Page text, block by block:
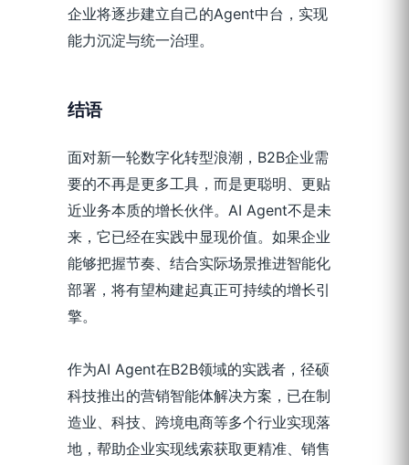
企业将逐步建立自己的Agent中台，实现
能力沉淀与统一治理。
结语
面对新一轮数字化转型浪潮，B2B企业需
要的不再是更多工具，而是更聪明、更贴
近业务本质的增长伙伴。AI Agent不是未
来，它已经在实践中显现价值。如果企业
能够把握节奏、结合实际场景推进智能化
部署，将有望构建起真正可持续的增长引
擎。
作为AI Agent在B2B领域的实践者，径硕
科技推出的营销智能体解决方案，已在制
造业、科技、跨境电商等多个行业实现落
地，帮助企业实现线索获取更精准、销售